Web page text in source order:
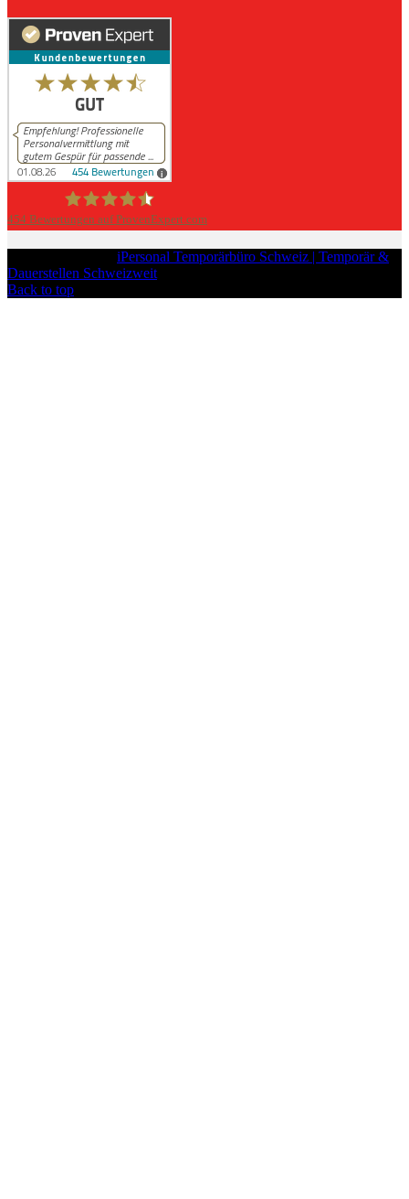
454 Bewertungen auf ProvenExpert.com
iPersonal Temporärbüro Schweiz | Temporär &
Dauerstellen Schweizweit
Back to top